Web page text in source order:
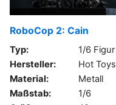
RoboCop 2: Cain
Typ:
1/6 Figur
Hersteller:
Hot Toys
Material:
Metall
Maßstab:
1/6